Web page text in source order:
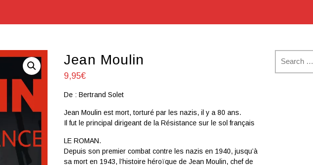
Jean Moulin
9,95€
De : Bertrand Solet
Jean Moulin est mort, torturé par les nazis, il y a 80 ans.
Il fut le principal dirigeant de la Résistance sur le sol français
LE ROMAN.
Depuis son premier combat contre les nazis en 1940, jusqu’à
sa mort en 1943, l’histoire héroïque de Jean Moulin, chef de